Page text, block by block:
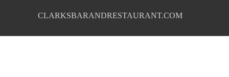
CLARKSBARANDRESTAURANT.COM